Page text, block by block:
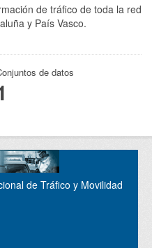
de tráfico de toda la red
y País Vasco.
de datos
de Tráfico y Movilidad